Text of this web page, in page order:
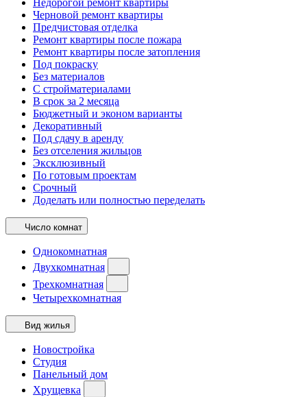
Недорогой ремонт квартиры
Черновой ремонт квартиры
Предчистовая отделка
Ремонт квартиры после пожара
Ремонт квартиры после затопления
Под покраску
Без материалов
С стройматериалами
В срок за 2 месяца
Бюджетный и эконом варианты
Декоративный
Под сдачу в аренду
Без отселения жильцов
Эксклюзивный
По готовым проектам
Срочный
Доделать или полностью переделать
Число комнат
Однокомнатная
Двухкомнатная
Трехкомнатная
Четырехкомнатная
Вид жилья
Новостройка
Студия
Панельный дом
Хрущевка